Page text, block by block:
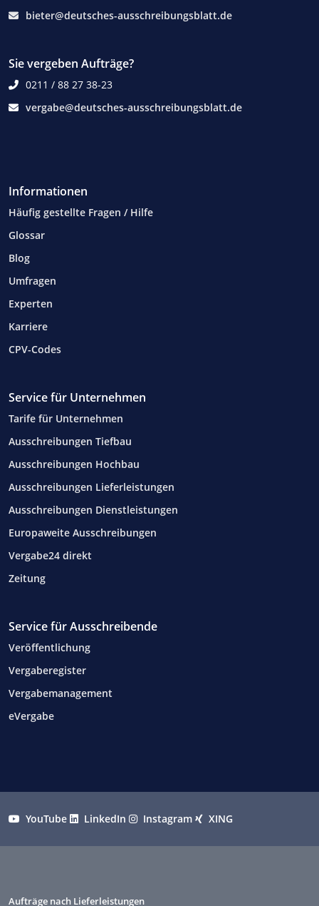
bieter@deutsches-ausschreibungsblatt.de
Sie vergeben Aufträge?
0211 / 88 27 38-23
vergabe@deutsches-ausschreibungsblatt.de
Informationen
Häufig gestellte Fragen / Hilfe
Glossar
Blog
Umfragen
Experten
Karriere
CPV-Codes
Service für Unternehmen
Tarife für Unternehmen
Ausschreibungen Tiefbau
Ausschreibungen Hochbau
Ausschreibungen Lieferleistungen
Ausschreibungen Dienstleistungen
Europaweite Ausschreibungen
Vergabe24 direkt
Zeitung
Service für Ausschreibende
Veröffentlichung
Vergaberegister
Vergabemanagement
eVergabe
YouTube LinkedIn Instagram XING
Aufträge nach Lieferleistungen